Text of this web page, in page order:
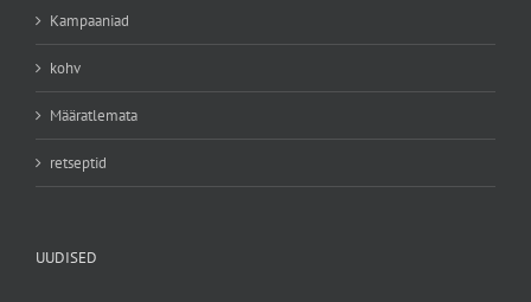
Kampaaniad
kohv
Määratlemata
retseptid
UUDISED